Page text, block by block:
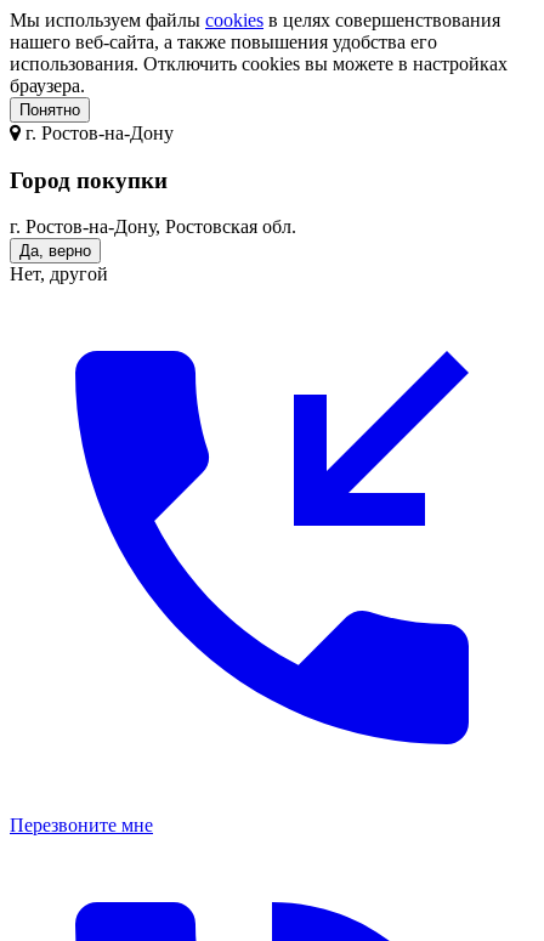
Мы используем файлы cookies в целях совершенствования
нашего веб-сайта, а также повышения удобства его
использования. Отключить cookies вы можете в настройках
браузера.
Понятно
г. Ростов-на-Дону
Город покупки
г. Ростов-на-Дону, Ростовская обл.
Да, верно
Нет, другой
Перезвоните мне